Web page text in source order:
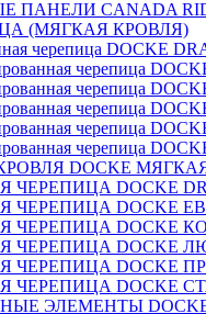
(МЯГКАЯ КРОВЛЯ)
черепица DOCKE
черепица
черепица
черепица
черепица
черепица
ЧЕРЕПИЦА DOCKE
ЧЕРЕПИЦА DOCKE
ЧЕРЕПИЦА DOCKE
ЧЕРЕПИЦА DOCKE
ЧЕРЕПИЦА DOCKE
ЧЕРЕПИЦА DOCKE
ЭЛЕМЕНТЫ